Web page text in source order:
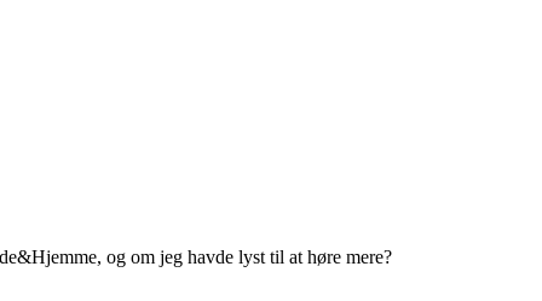
og om jeg havde lyst til at høre mere?